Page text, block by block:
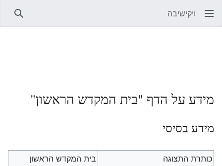
ויקישיבה
מידע על הדף "בית המקדש הראשון"
מידע בסיסי
כותרת התצוגה
בית המקדש הראשון